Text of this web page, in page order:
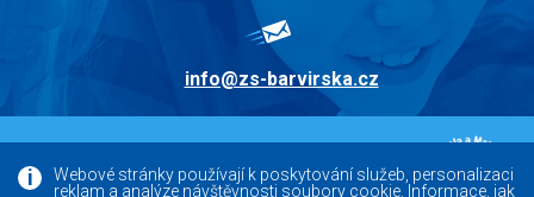
Webové stránky používají k poskytování služeb, personalizaci
reklam a analýze návštěvnosti soubory cookie. Informace, jak
info@zs-barvirska.cz